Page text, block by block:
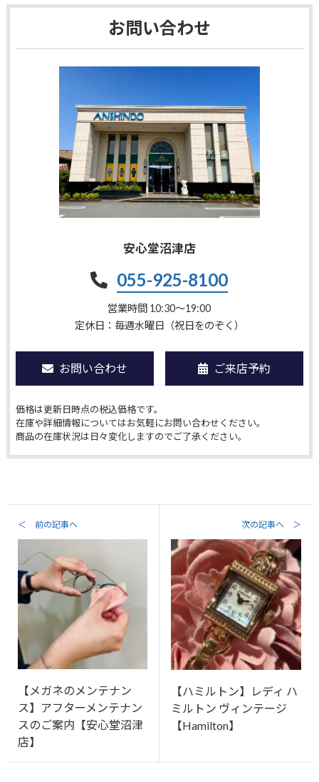
お問い合わせ
安心堂沼津店
055-925-8100
営業時間 10:30〜19:00
定休日：毎週水曜日（祝日をのぞく）
お問い合わせ ご来店予約
価格は更新日時点の税込価格です。
在庫や詳細情報についてはお気軽にお問い合わせください。
商品の在庫状況は日々変化しますのでご了承ください。
＜ 前の記事へ
【メガネのメンテナン
ス】アフターメンテナン
スのご案内【安心堂沼津
店】
次の記事へ ＞
【ハミルトン】レディ ハ
ミルトン ヴィンテージ
【Hamilton】